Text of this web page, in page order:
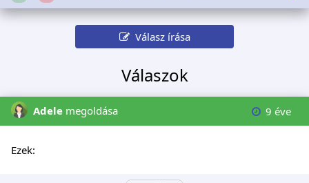
Válasz írása
Válaszok
Adele megoldása 9 éve
Ezek: